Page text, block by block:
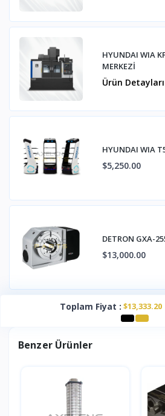
HYUNDAI WIA KF5 CNC DİK
MERKEZİ
Ürün Detayları
HYUNDAI WIA
$5,250.00
DETRON GXA-
$13,000.00
Toplam Fiyat : $13,333.20
Benzer Ürünler